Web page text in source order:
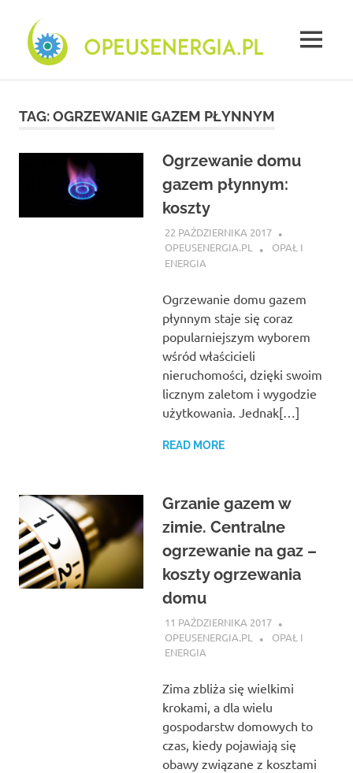
content
Płock
opinie
MENU
TAG:OGRZEWANIE GAZEM PŁYNNYM
Ogrzewanie domu
gazem płynnym:
koszty
22 PAŹDZIERNIKA 2017
OPEUSENERGIA.PL
OPAŁ I
ENERGIA
Ogrzewanie domu gazem
płynnym staje się coraz
popularniejszym wyborem
wśród właścicieli
nieruchomości, dzięki swoim
licznym zaletom i wygodzie
użytkowania. Jednak[…]
READ MORE
Grzanie gazem w
zimie. Centralne
ogrzewanie na gaz –
koszty ogrzewania
domu
11 PAŹDZIERNIKA 2017
OPEUSENERGIA.PL
OPAŁ I
ENERGIA
Zima zbliża się wielkimi
krokami, a dla wielu
gospodarstw domowych to
czas, kiedy pojawiają się
obawy związane z kosztami